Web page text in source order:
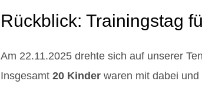
Rückblick: Trainingstag
Am 22.11.2025 drehte sich auf unserer
Insgesamt20 Kinder waren mit dabei